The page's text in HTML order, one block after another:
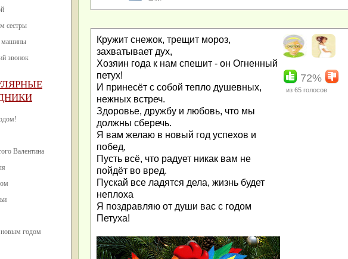
сестры
машины
звонок
Валентина
годом
Кружит снежок, трещит мороз,
захватывает дух,
Хозяин года к нам спешит - он Огненный
петух!
И принесёт с собой тепло душевных,
нежных встреч.
Здоровье, дружбу и любовь, что мы
должны сберечь.
Я вам желаю в новый год успехов и
побед,
Пусть всё, что радует никак вам не
пойдёт во вред.
Пускай все ладятся дела, жизнь будет
неплоха
Я поздравляю от души вас с годом
Петуха!
72%
из 65 голосов